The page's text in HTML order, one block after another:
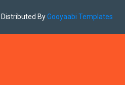
| Distributed ByGooyaabi Templates